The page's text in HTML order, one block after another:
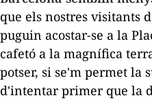
que els nostres visitants
puguin acostar-se a la
cafetó a la magnífica
potser, si se'm permet la
d'intentar primer que la